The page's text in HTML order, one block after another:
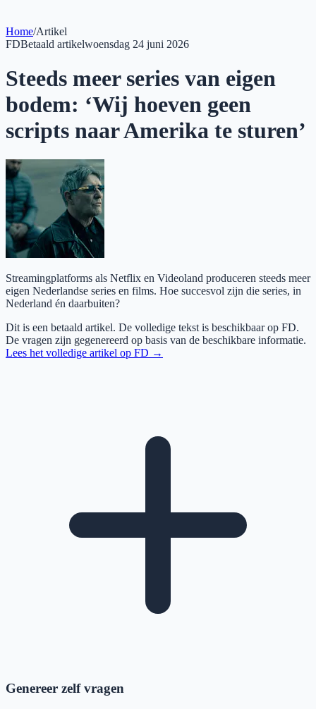
Home/Artikel
FDBetaald artikelwoensdag 24 juni 2026
Steeds meer series van eigen
bodem: ‘Wij hoeven geen
scripts naar Amerika te sturen’
Streamingplatforms als Netflix en Videoland produceren steeds meer
eigen Nederlandse series en films. Hoe succesvol zijn die series, in
Nederland én daarbuiten?
Dit is een betaald artikel. De volledige tekst is beschikbaar op FD.
De vragen zijn gegenereerd op basis van de beschikbare informatie.
Lees het volledige artikel op FD →
Genereer zelf vragen